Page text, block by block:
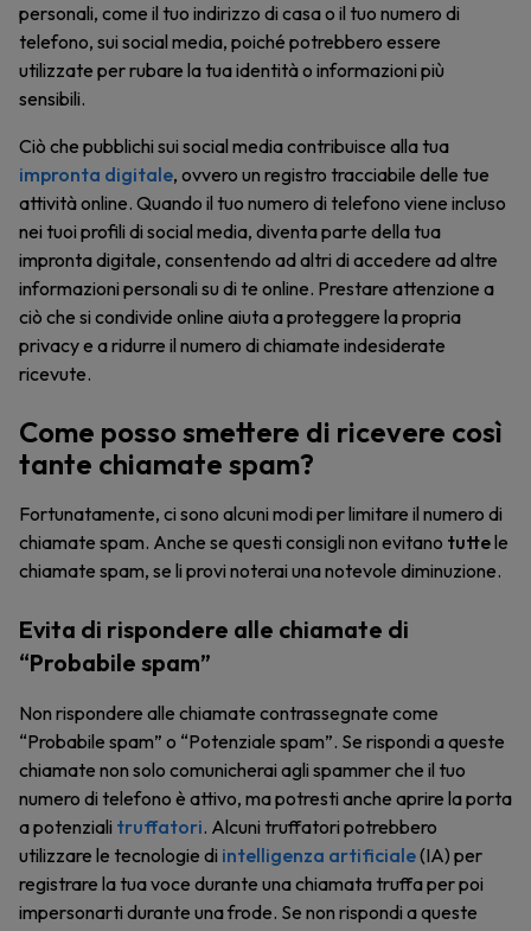
personali, come il tuo indirizzo di casa o il tuo numero di
telefono, sui social media, poiché potrebbero essere
utilizzate per rubare la tua identità o informazioni più
sensibili.
Ciò che pubblichi sui social media contribuisce alla tua
impronta digitale, ovvero un registro tracciabile delle tue
attività online. Quando il tuo numero di telefono viene incluso
nei tuoi profili di social media, diventa parte della tua
impronta digitale, consentendo ad altri di accedere ad altre
informazioni personali su di te online. Prestare attenzione a
ciò che si condivide online aiuta a proteggere la propria
privacy e a ridurre il numero di chiamate indesiderate
ricevute.
Come posso smettere di ricevere così
tante chiamate spam?
Fortunatamente, ci sono alcuni modi per limitare il numero di
chiamate spam. Anche se questi consigli non evitano tuttele
chiamate spam, se li provi noterai una notevole diminuzione.
Evita di rispondere alle chiamate di
“Probabile spam”
Non rispondere alle chiamate contrassegnate come
“Probabile spam” o “Potenziale spam”. Se rispondi a queste
chiamate non solo comunicherai agli spammer che il tuo
numero di telefono è attivo, ma potresti anche aprire la porta
a potenziali truffatori. Alcuni truffatori potrebbero
utilizzare le tecnologie di intelligenza artificiale(IA) per
registrare la tua voce durante una chiamata truffa per poi
impersonarti durante una frode. Se non rispondi a queste